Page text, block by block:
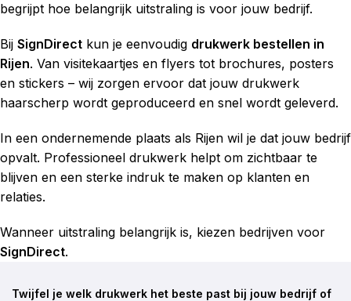
begrijpt hoe belangrijk uitstraling is voor jouw bedrijf.
Bij SignDirect kun je eenvoudig drukwerk bestellen in
Rijen. Van visitekaartjes en flyers tot brochures, posters
en stickers – wij zorgen ervoor dat jouw drukwerk
haarscherp wordt geproduceerd en snel wordt geleverd.
In een ondernemende plaats als Rijen wil je dat jouw bedrijf
opvalt. Professioneel drukwerk helpt om zichtbaar te
blijven en een sterke indruk te maken op klanten en
relaties.
Wanneer uitstraling belangrijk is, kiezen bedrijven voor
SignDirect.
Twijfel je welk drukwerk het beste past bij jouw bedrijf of